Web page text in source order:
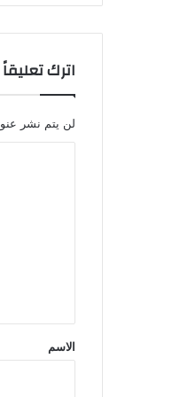
اترك تعليقاً
لن يتم نشر
*
الاسم